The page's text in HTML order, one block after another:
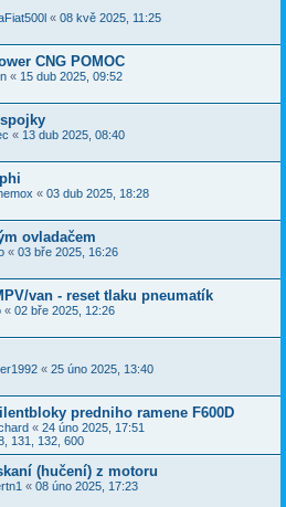
« 08 kvě 2025, 11:25
CNG POMOC
« 15 dub 2025, 09:52
« 13 dub 2025, 08:40
« 03 dub 2025, 18:28
ovladačem
« 03 bře 2025, 16:26
van - reset tlaku pneumatík
« 02 bře 2025, 12:26
« 25 úno 2025, 13:40
predniho ramene F600D
« 24 úno 2025, 17:51
131, 132, 600
(hučení) z motoru
« 08 úno 2025, 17:23